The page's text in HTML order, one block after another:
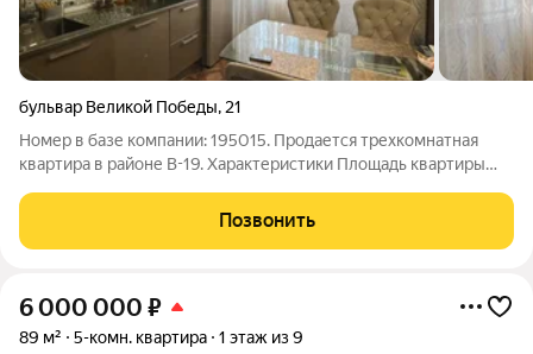
бульвар Великой Победы, 21
Номер в базе компании: 195015. Продается трехкомнатная
квартира в районе В-19. Характеристики Площадь квартиры
этаже 10 этажного панельного дома. Преимущества квартиры:
- в квартире выполнен
Позвонить
6 000 000 ₽
89 м² 5-комн. квартира 1 этаж из 9